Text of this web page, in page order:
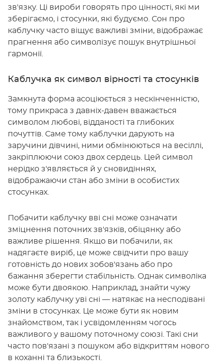
зв'язку. Ці вироби говорять про цінності, які ми
зберігаємо, і стосунки, які будуємо. Сон про
каблучку часто віщує важливі зміни, відображає
прагнення або символізує пошук внутрішньої
гармонії.
Каблучка як символ вірності та стосунків
Замкнута форма асоціюється з нескінченністю,
тому прикраса з давніх-давен вважається
символом любові, відданості та глибоких
почуттів. Саме тому каблучки дарують на
заручини дівчині, ними обмінюються на весіллі,
закріплюючи союз двох сердець. Цей символ
нерідко з'являється й у сновидіннях,
відображаючи стан або зміни в особистих
стосунках.
Побачити каблучку вві сні може означати
зміцнення поточних зв'язків, обіцянку або
важливе рішення. Якщо ви побачили, як
надягаєте виріб, це може свідчити про вашу
готовність до нових зобов'язань або про
бажання зберегти стабільність. Однак символіка
може бути двоякою. Наприклад, знайти чужу
золоту каблучку уві сні — натякає на несподівані
зміни в стосунках. Це може бути як новим
знайомством, так і усвідомленням чогось
важливого у вашому поточному союзі. Такі сни
часто пов'язані з пошуком або відкриттям нового
в коханні та близькості.